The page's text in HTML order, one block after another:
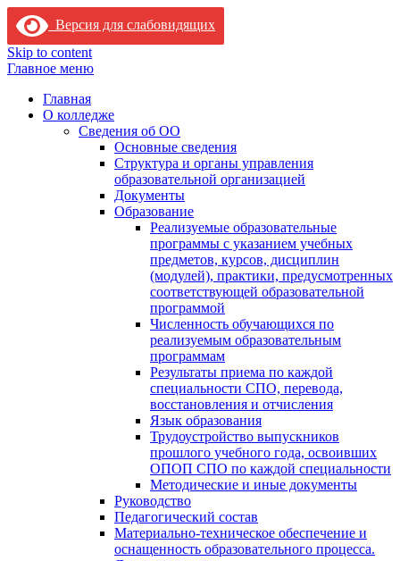
Версия для слабовидящих
Skip to content
Главное меню
Главная
О колледже
Сведения об ОО
Основные сведения
Структура и органы управления
образовательной организацией
Документы
Образование
Реализуемые образовательные
программы с указанием учебных
предметов, курсов, дисциплин
(модулей), практики, предусмотренных
соответствующей образовательной
программой
Численность обучающихся по
реализуемым образовательным
программам
Результаты приема по каждой
специальности СПО, перевода,
восстановления и отчисления
Язык образования
Трудоустройство выпускников
прошлого учебного года, освоивших
ОПОП СПО по каждой специальности
Методические и иные документы
Руководство
Педагогический состав
Материально-техническое обеспечение и
оснащенность образовательного процесса.